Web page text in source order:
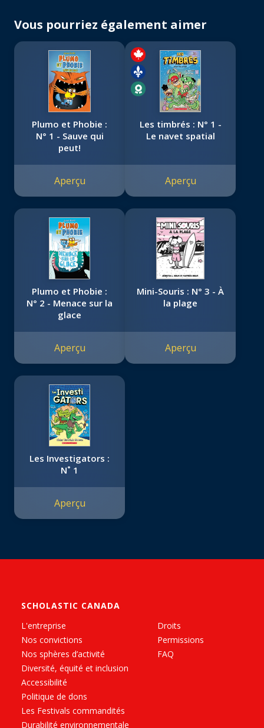
Vous pourriez également aimer
Plumo et Phobie :
N° 1 - Sauve qui
peut!
Aperçu
Les timbrés : N° 1 -
Le navet spatial
Aperçu
Plumo et Phobie :
N° 2 - Menace sur la
glace
Aperçu
Mini-Souris : N° 3 - À
la plage
Aperçu
Les Investigators :
N˚ 1
Aperçu
SCHOLASTIC CANADA
L'entreprise
Nos convictions
Nos sphères d’activité
Diversité, équité et inclusion
Accessibilité
Politique de dons
Les Festivals commandités
Durabilité environnementale
Droits
Permissions
FAQ